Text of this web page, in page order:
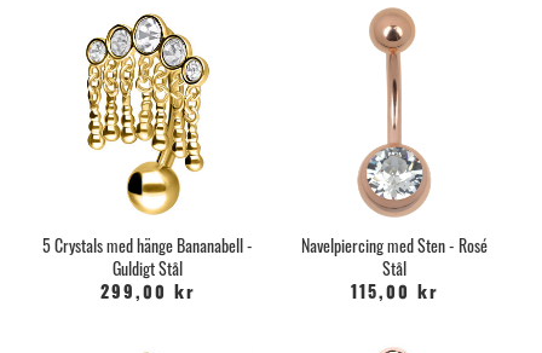
5 Crystals med hänge Bananabell -
Guldigt Stål
299,00 kr
Navelpiercing med Sten - Rosé
Stål
115,00 kr